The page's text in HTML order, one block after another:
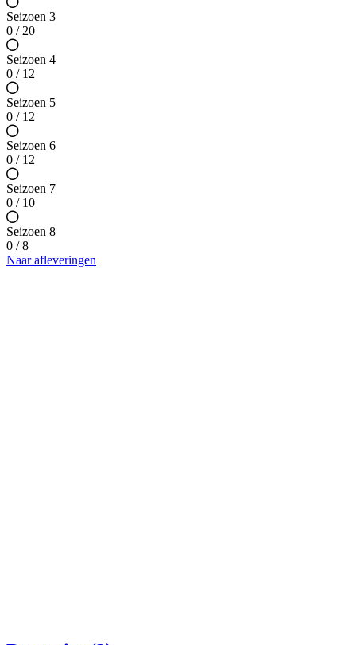
Seizoen 3
0 / 20
Seizoen 4
0 / 12
Seizoen 5
0 / 12
Seizoen 6
0 / 12
Seizoen 7
0 / 10
Seizoen 8
0 / 8
Naar afleveringen